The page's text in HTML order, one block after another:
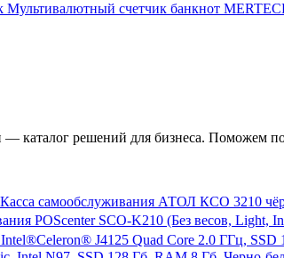
Мультивалютный счетчик банкнот
решений для бизнеса. Поможем
Касса самообслуживания АТОЛ КСО 3210
J4125 Quad Core 2.0 ГГц,